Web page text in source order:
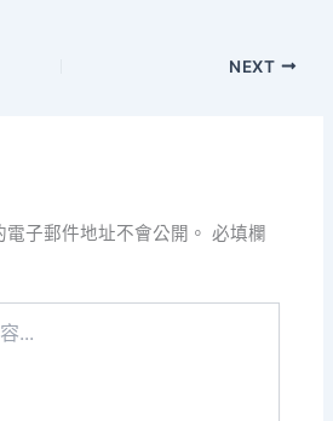
NEXT
子郵件地址不會公開。 必填欄